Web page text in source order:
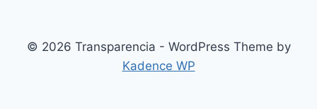
© 2026 Transparencia - WordPress Theme by
Kadence WP